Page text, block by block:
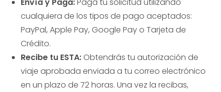
cualquiera de los tipos de pago aceptados:
PayPal, Apple Pay, Google Pay o Tarjeta de
Crédito.
Recibe tu ESTA: Obtendrás tu autorización de
viaje aprobada enviada a tu correo electrónico
en un plazo de 72 horas. Una vez la recibas,